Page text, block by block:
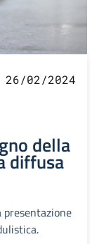
26/02/2024
della
diffusa